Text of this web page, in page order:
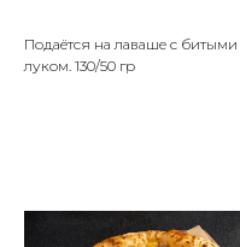
Подаётся на лаваше с
луком. 130/50 гр